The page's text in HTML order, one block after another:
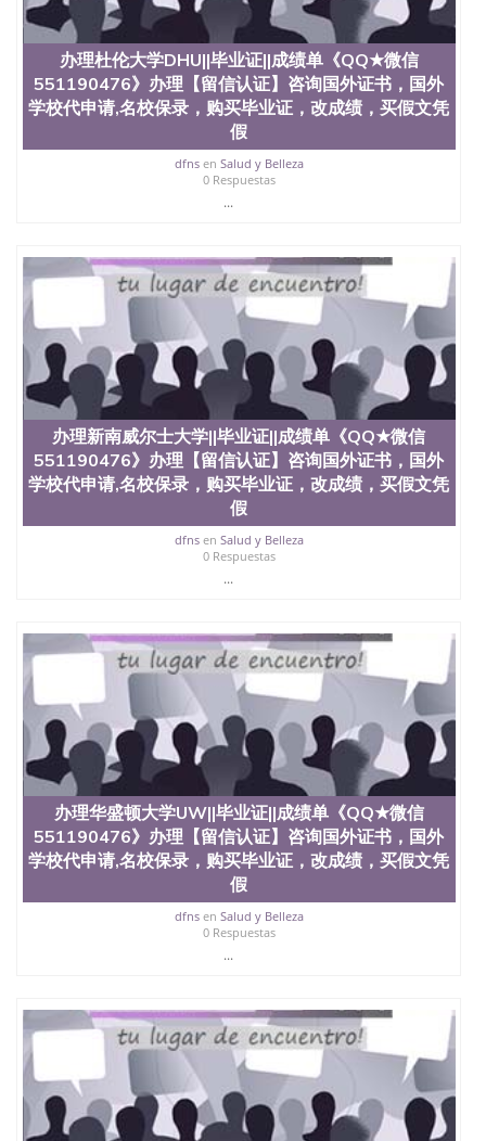
材料； 3、留服注册申请账号，付定金； 4、预约递
交时间，公司人员陪同客户本人一起去留服递交材
料； 5、等待结果，完成结果书留服直接邮寄给客户
6、客户确认收到结果，付余款。 我们对海外大学及
学院的毕业证成绩单所使用的材料，尺寸大小，防伪
结构（包括：水印，阴影底纹，钢印LOGO烫金烫
银，LOGO烫金烫银复合重叠。 文字图案浮雕，激光
镭射，紫外荧光，温感，复印防伪）都有原版本文凭
对照。质量得到了广大海外客户群体的认可，同时和
海外学校留学中介， 同时能做到与时俱进，及时掌握
新信息， 能够在时间掌握的海外学历文凭的样版，尺
寸大小，纸张材质，防伪技术等等，并在时间收集到
原版实物，以求达到客户的需求。 我们的优势： 我
们在保证合理定价的同时，坚持较高性价比，通过品
质和效率不断优化，为您倾情诠释什么是高性价比。
咨询顾问：Sam q/微信:551190476 Q/微
信:551190476办理毕业证成绩单、教育部认证,录取通
知书，雅思，留学回国证明.
公司专业制作、办理、仿制、成绩单文凭、改成绩、
教育部学历学位认证、毕业证、成绩单、文凭、学历
文凭、假文凭假毕业证假学历书制作、假制作、办
理、仿制学位证书、毕业证文凭、文凭毕业证、毕业
证认证、留服认证、使馆认证、使馆证明、使馆留学
回国人员证明、留学生认证、学历认证、文凭认证学
551190476 圣何塞州立大学毕业证（San Jose State
University）圣何塞州立大学毕业证（San Jose State
University）圣何塞州立大学毕业证（San Jose State
University）圣何塞州立大学成绩单（San Jose State
University）圣何塞州立大学成绩单（ San Jose State
University）圣何塞州立大学成绩单（San Jose State
University）成绩单圣何塞州立大学文凭（San Jose
State University）圣何塞州立大学（San Jose State
University）圣何塞州立大学（San Jose State
University）圣何塞州立大学（ San Jose State
University）圣何塞州立大学（San Jose State
University）圣何塞州立大学文凭（San Jose State
University）圣何塞州立大学文凭（San Jose State
University）文凭圣何塞州立大学文凭（San Jose
State University）圣何塞州立大学学历（ San Jose
State University）圣何塞州立大学学历（San Jose
State University）圣何塞州立大学学历（San Jose
State University）圣何塞州立大学（San Jose State
University）圣何塞州立大学（San Jose State
University）圣何塞州立大学（San Jose State
University）圣何塞州立大学（San Jose State
University）圣何塞州立大学学位证（San Jose State
University）圣何塞州立大学学位证（San Jose State
University）圣何塞州立大学学位证（San Jose State
办理杜伦大学DHU||毕业证||成绩单《QQ★微信
551190476》办理【留信认证】咨询国外证书，国外
学校代申请,名校保录，购买毕业证，改成绩，买假文凭
假
dfnsen Salud y Belleza
0 Respuestas
...
办理新南威尔士大学||毕业证||成绩单《QQ★微信
551190476》办理【留信认证】咨询国外证书，国外
学校代申请,名校保录，购买毕业证，改成绩，买假文凭
假
dfnsen Salud y Belleza
0 Respuestas
...
办理华盛顿大学UW||毕业证||成绩单《QQ★微信
551190476》办理【留信认证】咨询国外证书，国外
学校代申请,名校保录，购买毕业证，改成绩，买假文凭
假
dfnsen Salud y Belleza
0 Respuestas
...